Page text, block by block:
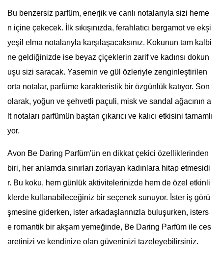
Bu benzersiz parfüm, enerjik ve canlı notalarıyla sizi heme
n içine çekecek. İlk sıkışınızda, ferahlatıcı bergamot ve ekşi
yeşil elma notalarıyla karşılaşacaksınız. Kokunun tam kalbi
ne geldiğinizde ise beyaz çiçeklerin zarif ve kadınsı dokun
uşu sizi saracak. Yasemin ve gül özleriyle zenginleştirilen
orta notalar, parfüme karakteristik bir özgünlük katıyor. Son
olarak, yoğun ve şehvetli paçuli, misk ve sandal ağacının a
lt notaları parfümün baştan çıkarıcı ve kalıcı etkisini tamamlı
yor.
Avon Be Daring Parfüm'ün en dikkat çekici özelliklerinden
biri, her anlamda sınırları zorlayan kadınlara hitap etmesidi
r. Bu koku, hem günlük aktivitelerinizde hem de özel etkinli
klerde kullanabileceğiniz bir seçenek sunuyor. İster iş görü
şmesine giderken, ister arkadaşlarınızla buluşurken, isters
e romantik bir akşam yemeğinde, Be Daring Parfüm ile ces
aretinizi ve kendinize olan güveninizi tazeleyebilirsiniz.